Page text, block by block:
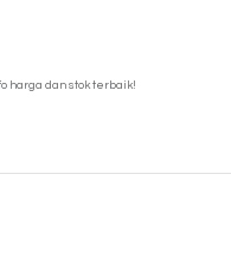
harga dan stok terbaik!